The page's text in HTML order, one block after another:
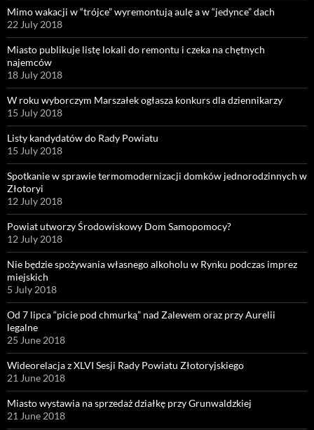
Mimo wakacji w “trójce” wyremontują aulę a w “jedynce” dach
22 July 2018
Miasto publikuje listę lokali do remontu i czeka na chętnych
najemców
18 July 2018
W roku wyborczym Marszałek ogłasza konkurs dla dziennikarzy
15 July 2018
Listy kandydatów do Rady Powiatu
15 July 2018
Spotkanie w sprawie termomodernizacji domków jednorodzinnych w
Złotoryi
12 July 2018
Powiat utworzy Środowiskowy Dom Samopomocy?
12 July 2018
Nie będzie spożywania własnego alkoholu w Rynku podczas imprez
miejskich
5 July 2018
Od 7 lipca “picie pod chmurką” nad Zalewem oraz przy Aurelii
legalne
25 June 2018
Wideorelacja z XLVI Sesji Rady Powiatu Złotoryjskiego
21 June 2018
Miasto wystawia na sprzedaż działkę przy Grunwaldzkiej
21 June 2018